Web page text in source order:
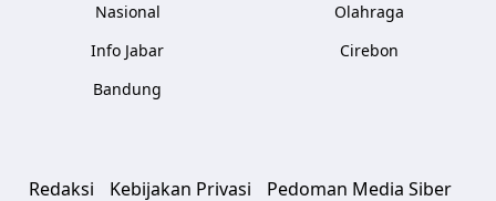
Nasional
Info Jabar
Bandung
Olahraga
Cirebon
Redaksi Kebijakan Privasi Pedoman Media Siber